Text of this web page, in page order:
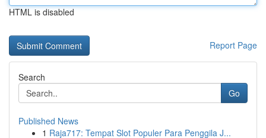
HTML is disabled
Report Page
Search
Go
Published News
1 Raja717: Tempat Slot Populer Para Penggila J...